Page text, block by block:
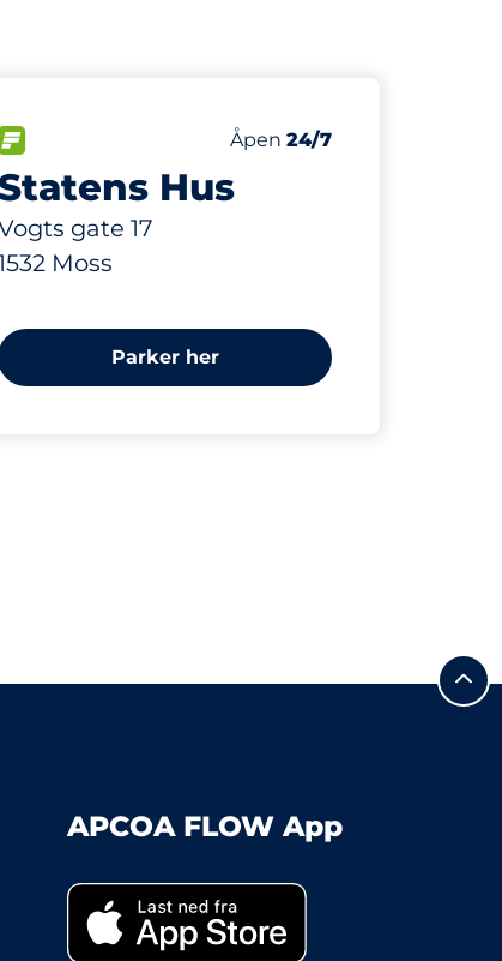
Hus
gate 17
Moss
Antall parkeringsplasser:
Parkeringsplasser&nbsp
144
HC plasser&nbsp
2
Fredag&nbsp
Åpen 24/7
m
Parker her
APCOA FLOW App